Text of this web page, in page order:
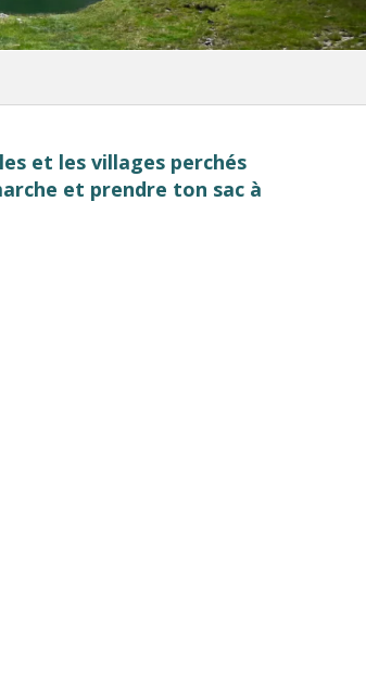
et les villages perchés
et prendre ton sac à